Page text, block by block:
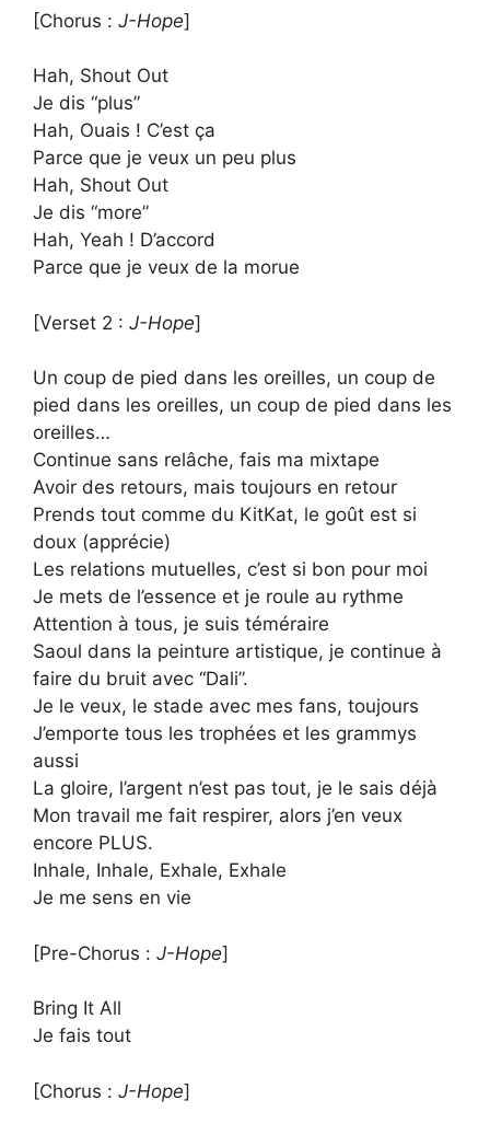
[Chorus : J-Hope]
Hah, Shout Out
Je dis “plus”
Hah, Ouais ! C’est ça
Parce que je veux un peu plus
Hah, Shout Out
Je dis “morе”
Hah, Yeah ! D’accord
Parce que je veux de la morue
[Verset 2 : ​ J-Hope]
Un coup de pied dans les oreilles, un coup de
pied dans les oreilles, un coup de pied dans les
oreilles…
Continue sans relâche, fais ma mixtape
Avoir des retours, mais toujours en retour
Prends tout comme du KitKat, le goût est si
doux (apprécie)
Les relations mutuelles, c’est si bon pour moi
Je mets de l’essence et je roule au rythme
Attention à tous, je suis téméraire
Saoul dans la peinture artistique, je continue à
faire du bruit avec “Dali”.
Je le veux, le stade avec mes fans, toujours
J’emporte tous les trophées et les grammys
aussi
La gloire, l’argent n’est pas tout, je le sais déjà
Mon travail me fait respirer, alors j’en veux
encore PLUS.
Inhale, Inhale, Exhale, Exhale
Je me sens en vie
[Pre-Chorus : ​J-Hope]
Bring It All
Je fais tout
[Chorus : ​J-Hope]